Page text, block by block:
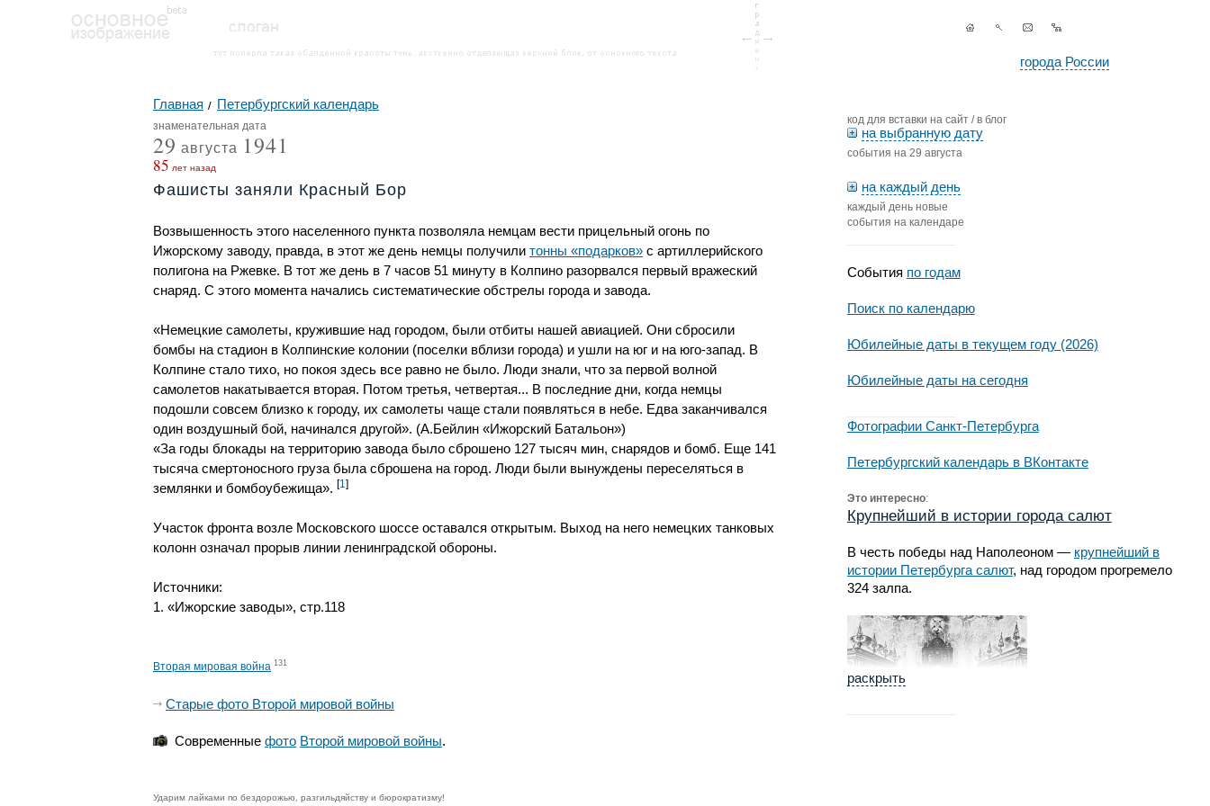
города России
код для вставки на сайт / в блог
на выбранную дату
события на 29 августа
на каждый день
каждый день новые
события на календаре
События по годам
Поиск по календарю
Юбилейные даты в текущем году (2026)
Юбилейные даты на сегодня
Фотографии Санкт-Петербурга
Петербургский календарь в ВКонтакте
Это интересно:
Крупнейший в истории города салют
В честь победы над Наполеоном — крупнейший в
истории Петербурга салют, над городом прогремело
324 залпа.
раскрыть
Главная Петербургский календарь
знаменательная дата
29 августа 1941
85 лет назад
Фашисты заняли Красный Бор
Возвышенность этого населенного пункта позволяла немцам вести прицельный огонь по
Ижорскому заводу, правда, в этот же день немцы получили тонны «подарков» с артиллерийского
полигона на Ржевке. В тот же день в 7 часов 51 минуту в Колпино разорвался первый вражеский
снаряд. С этого момента начались систематические обстрелы города и завода.
«Немецкие самолеты, кружившие над городом, были отбиты нашей авиацией. Они сбросили
бомбы на стадион в Колпинские колонии (поселки вблизи города) и ушли на юг и на юго-запад. В
Колпине стало тихо, но покоя здесь все равно не было. Люди знали, что за первой волной
самолетов накатывается вторая. Потом третья, четвертая... В последние дни, когда немцы
подошли совсем близко к городу, их самолеты чаще стали появляться в небе. Едва заканчивался
один воздушный бой, начинался другой». (А.Бейлин «Ижорский Батальон»)
«За годы блокады на территорию завода было сброшено 127 тысяч мин, снарядов и бомб. Еще 141
тысяча смертоносного груза была сброшена на город. Люди были вынуждены переселяться в
землянки и бомбоубежища». [1]
Участок фронта возле Московского шоссе оставался открытым. Выход на него немецких танковых
колонн означал прорыв линии ленинградской обороны.
Источники:
1. «Ижорские заводы», стр.118
Вторая мировая война 131
Старые фото Второй мировой войны
Современные фото Второй мировой войны.
Ударим лайками по бездорожью, разгильдяйству и бюрократизму!